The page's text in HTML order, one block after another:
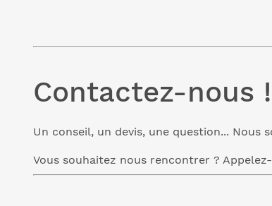
Contactez-nous !
Un conseil, un devis, une question... Nous
Vous souhaitez nous rencontrer ?